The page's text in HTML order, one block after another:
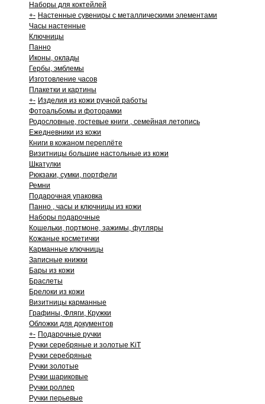
Наборы для коктейлей
+- Настенные сувениры с металлическими элементами
Часы настенные
Ключницы
Панно
Иконы, оклады
Гербы, эмблемы
Изготовление часов
Плакетки и картины
+- Изделия из кожи ручной работы
Фотоальбомы и фоторамки
Родословные, гостевые книги , семейная летопись
Ежедневники из кожи
Книги в кожаном переплёте
Визитницы большие настольные из кожи
Шкатулки
Рюкзаки, сумки, портфели
Ремни
Подарочная упаковка
Панно , часы и ключницы из кожи
Наборы подарочные
Кошельки, портмоне, зажимы, футляры
Кожаные косметички
Карманные ключницы
Записные книжки
Бары из кожи
Браслеты
Брелоки из кожи
Визитницы карманные
Графины, Фляги, Кружки
Обложки для документов
+- Подарочные ручки
Ручки серебряные и золотые KiT
Ручки серебряные
Ручки золотые
Ручки шариковые
Ручки роллер
Ручки перьевые